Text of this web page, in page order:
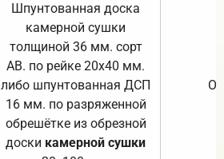
Шпунтованная доска
камерной сушки
толщиной 36 мм. сорт
АВ. по рейке 20х40 мм.
либо шпунтованная ДСП
16 мм. по разряженной
обрешётке из обрезной
доски камерной сушки